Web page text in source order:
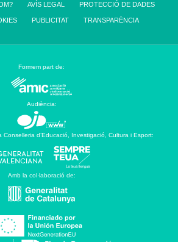
AVÍS LEGAL PROTECCIÓ DE DADES
PUBLICITAT TRANSPARÈNCIA
Formem part de:
Audiència:
Conselleria d’Educació, Investigació, Cultura i Esport:
Amb la col·laboració de: